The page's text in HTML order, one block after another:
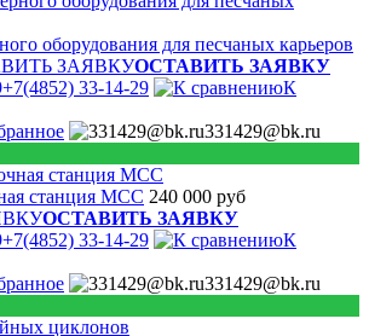
оборудования для песчаных карьеров
ОСТАВИТЬ ЗАЯВКУ
+7(4852) 33-14-29
К
331429@bk.ru
станция МСС 240 000 руб
ОСТАВИТЬ ЗАЯВКУ
+7(4852) 33-14-29
К
331429@bk.ru